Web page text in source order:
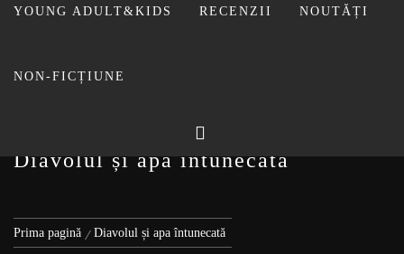
YOUNG ADULT&KIDS RECENZII NOUTĂȚI
NON-FICȚIUNE
BIBLIOTECA LUI
Diavolul și apa întunecată
Prima pagină Diavolul și apa întunecată